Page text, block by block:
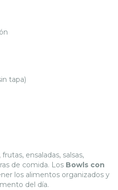
tapa)
ensaladas, salsas,
de comida. Los Bowls con
los alimentos organizados y
del día.